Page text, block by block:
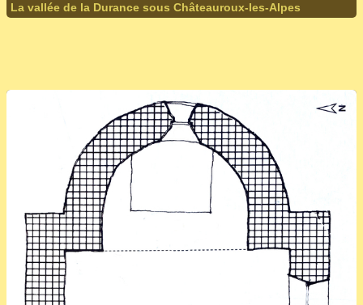
La vallée de la Durance sous Châteauroux-les-Alpes